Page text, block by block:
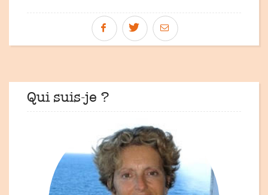
Qui suis-je ?